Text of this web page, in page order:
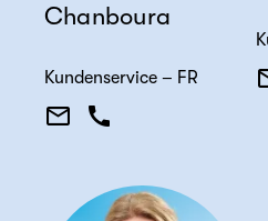
Chanboura
Kundenservice – FR